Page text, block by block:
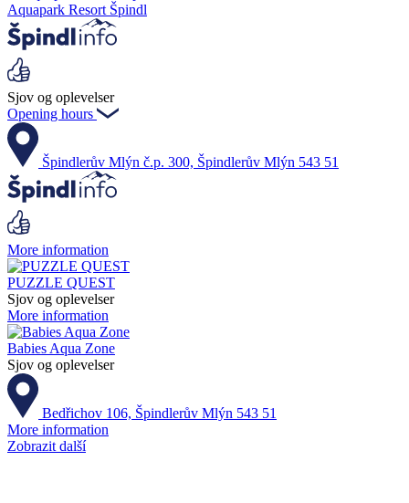
Aquapark Resort Špindl
Sjov og oplevelser
Opening hours
Špindlerův Mlýn č.p. 300, Špindlerův Mlýn 543 51
More information
PUZZLE QUEST
Sjov og oplevelser
More information
Babies Aqua Zone
Sjov og oplevelser
Bedřichov 106, Špindlerův Mlýn 543 51
More information
Zobrazit další